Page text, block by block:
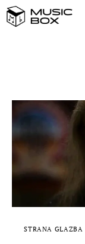
FILM
STRANA GLAZBA